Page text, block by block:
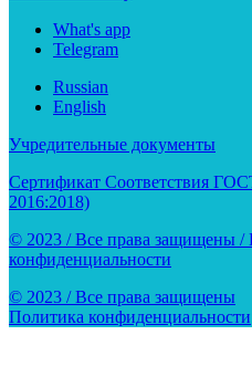
What's app
Telegram
Russian
English
Учредительные документы
Сертификат Соответствия
2016:2018)
© 2023 / Все права защищены /
конфиденциальности
© 2023 / Все права защищены
Политика конфиденциальности